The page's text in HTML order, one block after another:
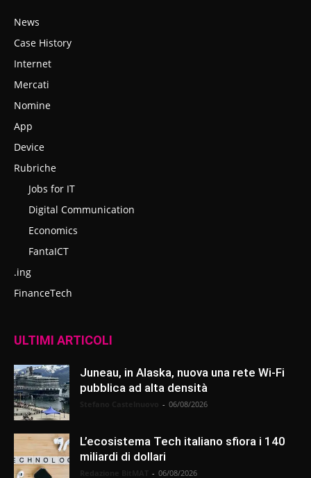
News
Case History
Internet
Mercati
Nomine
App
Device
Rubriche
Jobs for IT
Digital Communication
Economics
FantaICT
.ing
FinanceTech
ULTIMI ARTICOLI
Juneau, in Alaska, nuova una rete Wi-Fi
pubblica ad alta densità
- 06/08/2026
L’ecosistema Tech italiano sfiora i 140
miliardi di dollari
- 06/08/2026